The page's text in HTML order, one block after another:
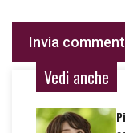
Vedi anche